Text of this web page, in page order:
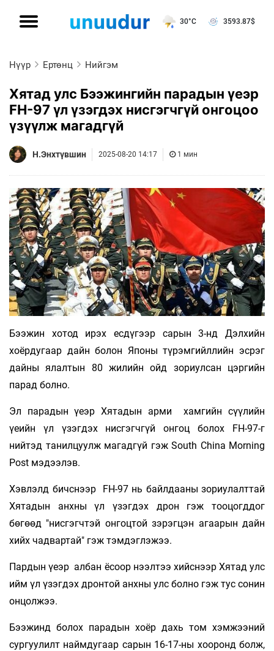
30°C 3593.87$
Нүүр Ертөнц Нийгэм
Хятад улс Бээжингийн парадын үеэр
FH-97 үл үзэгдэх нисгэгчгүй онгоцоо
үзүүлж магадгүй
Н.Энхтүвшин 2025-08-20 14:17 1 мин
Бээжин хотод ирэх есдүгээр сарын 3-нд Дэлхийн
хоёрдугаар дайн болон Японы түрэмгийллийн эсрэг
дайны ялалтын 80 жилийн ойд зориулсан цэргийн
парад болно.
Эл парадын үеэр Хятадын арми хамгийн сүүлийн
үеийн үл үзэгдэх нисгэгчгүй онгоц болох FH-97-г
нийтэд танилцуулж магадгүй гэж South China Morning
Post мэдээлэв.
Хэвлэлд бичснээр FH-97 нь байлдааны зориулалттай
Хятадын анхны үл үзэгдэх дрон гэж тооцогддог
бөгөөд "нисгэгчтэй онгоцтой зэрэгцэн агаарын дайн
хийх чадвартай" гэж тэмдэглэжээ.
Пардын үеэр албан ёсоор нээлтээ хийснээр Хятад улс
ийм үл үзэгдэх дронтой анхны улс болно гэж тус сонин
онцолжээ.
Бээжинд болох парадын хоёр дахь том хэмжээний
сургуулилт наймдугаар сарын 16-17-ны хооронд болж,